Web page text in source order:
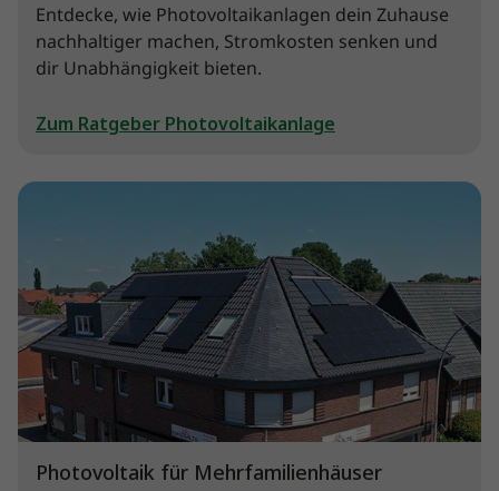
Entdecke, wie Photovoltaikanlagen dein Zuhause
nachhaltiger machen, Stromkosten senken und
dir Unabhängigkeit bieten.
Zum Ratgeber Photovoltaikanlage
Photovoltaik für Mehrfamilienhäuser